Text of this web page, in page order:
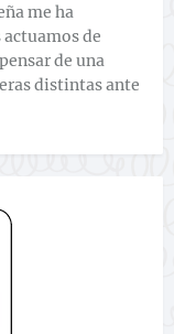
me ha
de
de una
distintas ante